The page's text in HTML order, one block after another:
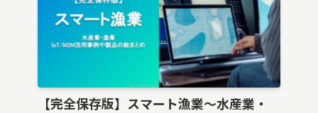
【完全保存版】スマート漁業〜水産業・